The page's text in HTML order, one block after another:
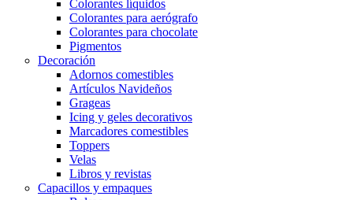
Colorantes líquidos
Colorantes para aerógrafo
Colorantes para chocolate
Pigmentos
Decoración
Adornos comestibles
Artículos Navideños
Grageas
Icing y geles decorativos
Marcadores comestibles
Toppers
Velas
Libros y revistas
Capacillos y empaques